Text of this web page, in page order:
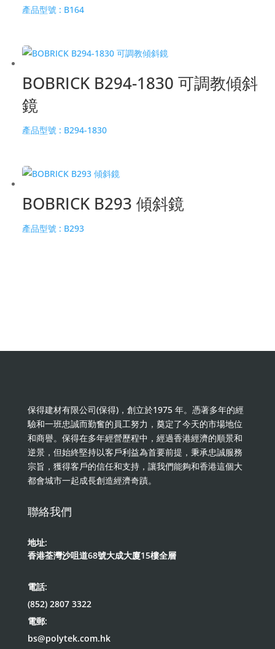
產品型號 : B164
BOBRICK B294-1830 可調教傾斜
鏡
產品型號 : B294-1830
BOBRICK B293 傾斜鏡
產品型號 : B293
保得建材有限公司(保得)，創立於1975 年。憑著多年的經
驗和一班忠誠而勤奮的員工努力，奠定了今天的市場地位
和商譽。保得在多年經營歷程中，經過香港經濟的順景和
逆景，但始終堅持以客戶利益為首要前提，秉承忠誠服務
宗旨，獲得客戶的信任和支持，讓我們能夠和香港這個大
都會城市一起成長創造經濟奇蹟。
聯絡我們
地址:
香港荃灣沙咀道68號大成大廈15樓全層
電話:
(852) 2807 3322
電郵:
bs@polytek.com.hk